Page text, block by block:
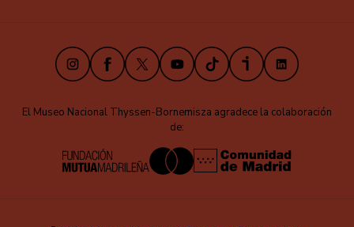
InstagramFacebook
X YoutubeTikTokiVooxLinkedIn
El Museo Nacional Thyssen-Bornemisza agradece la colaboración
de: